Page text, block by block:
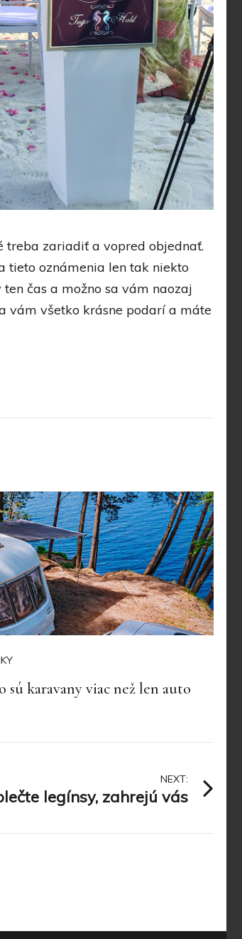
treba zariadiť a vopred objednať.
tieto oznámenia len tak niekto
čas a možno sa vám naozaj
vám všetko krásne podarí a máte
sú karavany viac než len auto
NEXT:
legínsy, zahrejú vás